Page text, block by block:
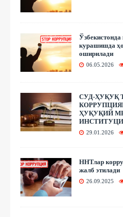
курашишда
оширилади
06.05.2026
СУД-ҲУҚУҚ
ҲУҚУҚИЙ
29.01.2026
ННТлар
жалб этилади
26.09.2025